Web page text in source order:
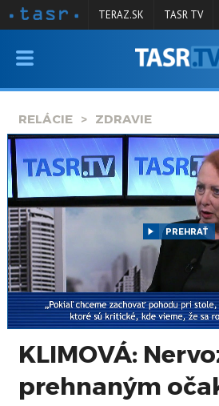
VYSIELANIE
SPRAVODAJSTVO
KONTAKT
ARCHÍV
TERAZ.SK TASR TV
RELÁCIE ZDRAVIE
PREHRAŤ
KLIMOVÁ:
prehnaným